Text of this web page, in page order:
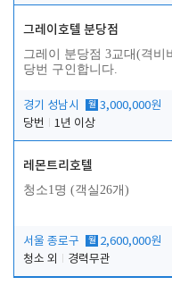
그레이호텔 분당점
그레이 분당점 3교대(격비
당번 구인합니다.
경기 성남시 월 3,000,000원
당번
1년 이상
레몬트리호텔
청소1명 (객실26개)
서울 종로구 월 2,600,000원
청소 외
경력무관